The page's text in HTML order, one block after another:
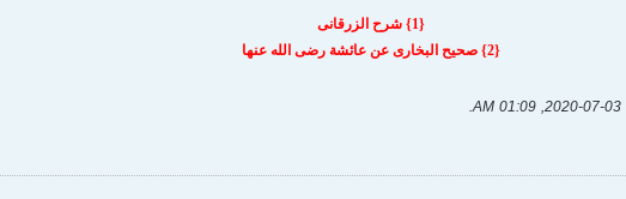
{1} شرح الزرقانى
{2} صحيح البخارى عن عائشة رضى الله عنها
03-07-2020, 01:09 AM
.